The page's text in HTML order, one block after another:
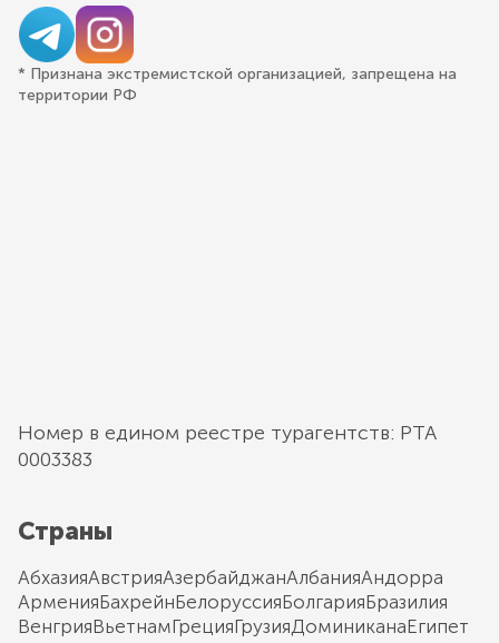
* Признана экстремистской организацией, запрещена на
территории РФ
Номер в едином реестре турагентств: РТА
0003383
Страны
АбхазияАвстрияАзербайджанАлбанияАндорра
АрменияБахрейнБелоруссияБолгарияБразилия
ВенгрияВьетнамГрецияГрузияДоминиканаЕгипет